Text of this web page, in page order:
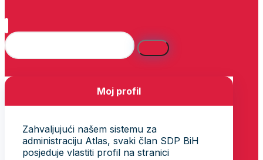
Moj profil
Zahvaljujući našem sistemu za
administraciju Atlas, svaki član SDP BiH
posjeduje vlastiti profil na stranici